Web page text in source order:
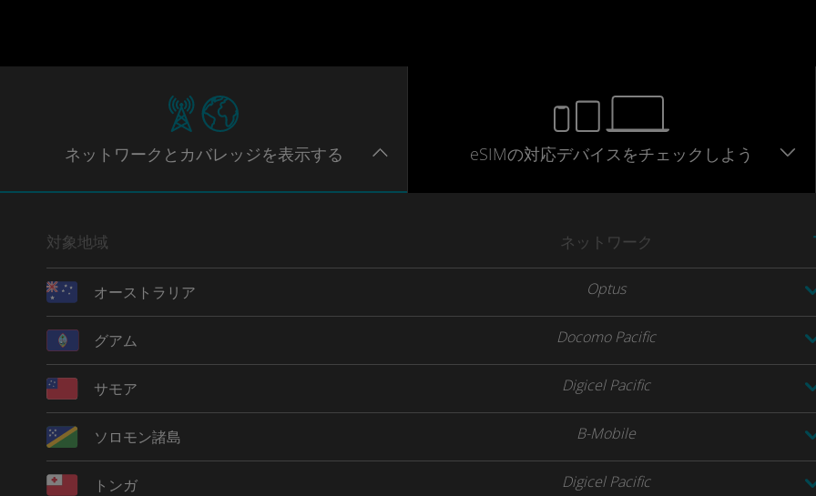
ネットワークとカバレッジを表示する eSIMの対応デバイスをチェックしよう
対象地域 ネットワーク
オーストラリア Optus
グアム Docomo Pacific
サモア Digicel Pacific
ソロモン諸島 B-Mobile
トンガ Digicel Pacific